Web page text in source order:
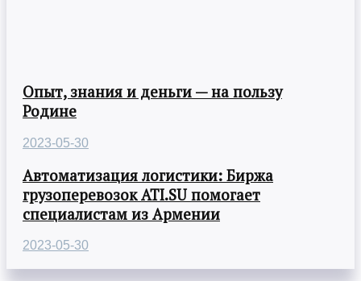
Опыт, знания и деньги — на пользу
Родине
2023-05-30
Автоматизация логистики: Биржа
грузоперевозок ATI.SU помогает
специалистам из Армении
2023-05-30